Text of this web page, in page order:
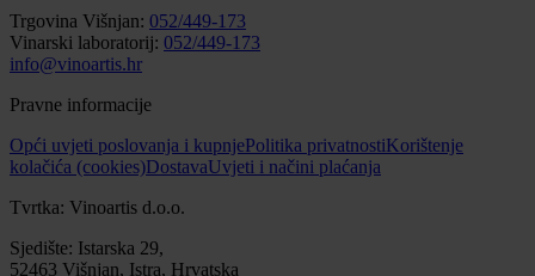
Trgovina Višnjan: 052/449-173
Vinarski laboratorij: 052/449-173
info@vinoartis.hr
Pravne informacije
Opći uvjeti poslovanja i kupnjePolitika privatnostiKorištenje
kolačića (cookies)DostavaUvjeti i načini plaćanja
Tvrtka: Vinoartis d.o.o.
Sjedište: Istarska 29,
52463 Višnjan, Istra, Hrvatska